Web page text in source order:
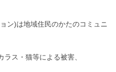
ン)は地域住民のかたのコミュニ
ス・猫等による被害、